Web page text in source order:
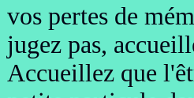
vos pertes de
jugez pas,
Accueillez que